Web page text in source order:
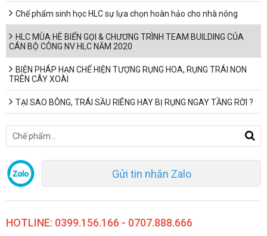
Chế phẩm sinh học HLC sự lựa chọn hoàn hảo cho nhà nông
HLC MÙA HÈ BIỂN GỌI & CHƯƠNG TRÌNH TEAM BUILDING CỦA
CÁN BỘ CÔNG NV HLC NĂM 2020
BIỆN PHÁP HẠN CHẾ HIỆN TƯỢNG RỤNG HOA, RỤNG TRÁI NON
TRÊN CÂY XOÀI
TẠI SAO BÔNG, TRÁI SẦU RIÊNG HAY BỊ RỤNG NGAY TẦNG RỜI ?
Gửi tin nhắn Zalo
HOTLINE: 0399.156.166 - 0707.888.666